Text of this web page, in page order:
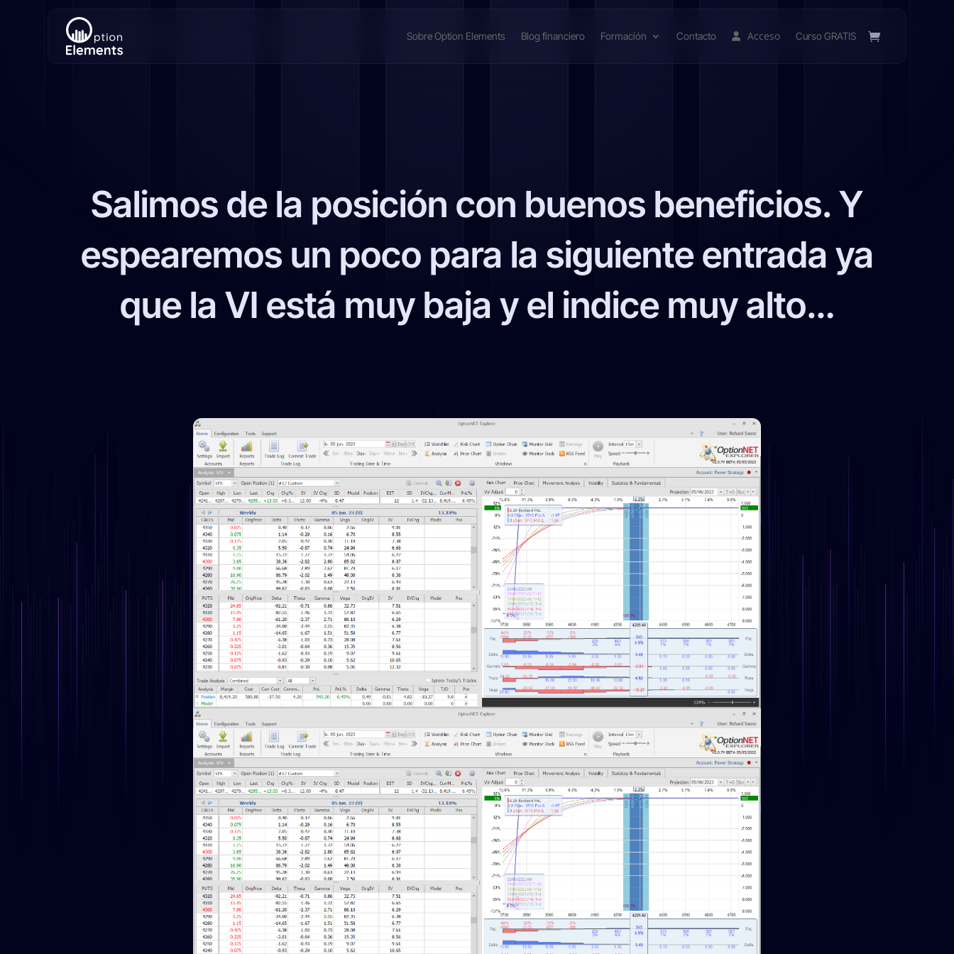
Sobre Option Elements Blog financiero Formación Contacto Acceso Curso GRATIS
Salimos de la posición con buenos beneficios. Y
espearemos un poco para la siguiente entrada ya
que la VI está muy baja y el indice muy alto…